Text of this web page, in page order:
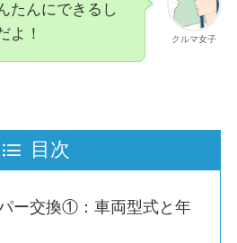
クルマ女子
たんにできるし
よ！
目次
ー交換①：車両型式と年